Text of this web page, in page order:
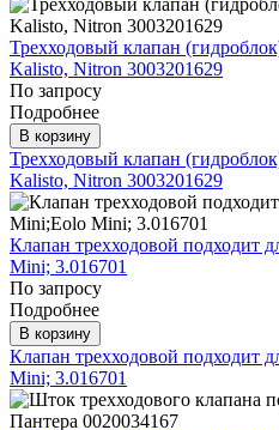
Трехходовый клапан
Kalisto, Nitron 3003201629
По запросу
Подробнее
В корзину
Трехходовый клапан
Kalisto, Nitron 3003201629
Клапан трехходовой подходит
Mini; 3.016701
По запросу
Подробнее
В корзину
Клапан трехходовой подходит
Mini; 3.016701